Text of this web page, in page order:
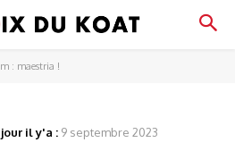
: maestria !
il y'a : 9 septembre 2023